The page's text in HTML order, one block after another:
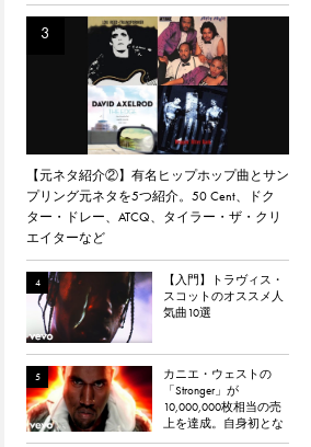
【元ネタ紹介②】有名ヒップホップ曲とサン
プリング元ネタを5つ紹介。50 Cent、ドク
ター・ドレー、ATCQ、タイラー・ザ・クリ
エイターなど
【入門】トラヴィス・
スコットのオススメ人
気曲10選
カニエ・ウェストの
「Stronger」が
10,000,000枚相当の売
上を達成。自身初とな